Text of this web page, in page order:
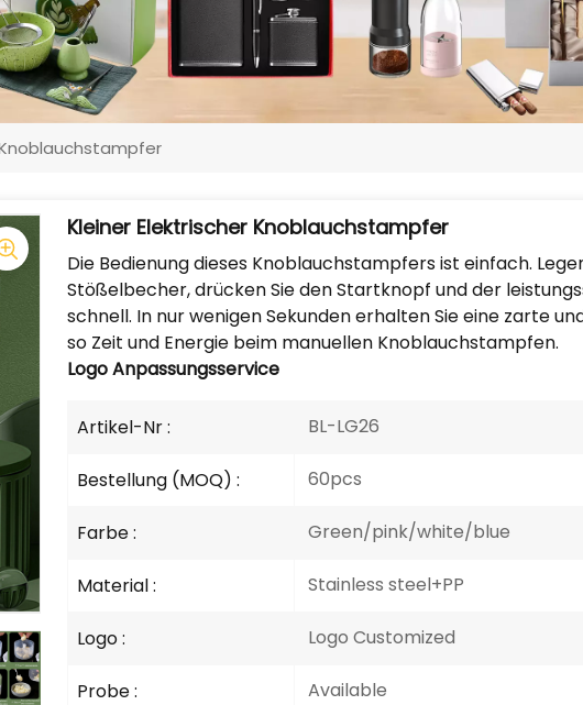
Kleiner Elektrischer Knoblauchstampfer
Die Bedienung dieses Knoblauchstampfers ist einfach.
Stößelbecher, drücken Sie den Startknopf und der
schnell. In nur wenigen Sekunden erhalten Sie eine zarte
so Zeit und Energie beim manuellen Knoblauchstampfen.
LogoAnpassungsservice
Artikel-Nr : BL-LG26
Bestellung (MOQ) : 60pcs
Farbe : Green/pink/white/blue
Material : Stainless steel+PP
Logo : Logo Customized
Probe : Available